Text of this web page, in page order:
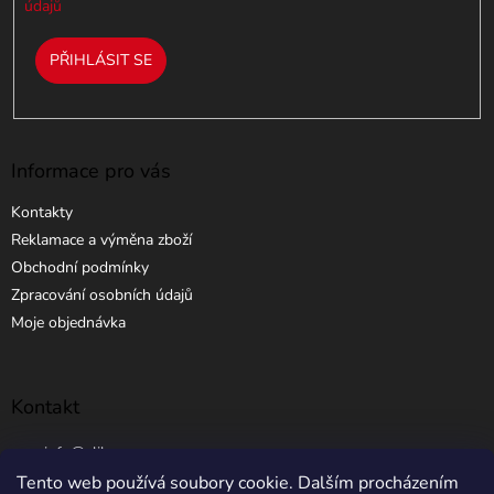
Tento web používá soubory cookie. Dalším procházením
údajů
PŘIHLÁSIT SE
Informace pro vás
Kontakty
Reklamace a výměna zboží
Obchodní podmínky
Zpracování osobních údajů
Moje objednávka
Kontakt
info @ elibros.cz
+420 734 184 444